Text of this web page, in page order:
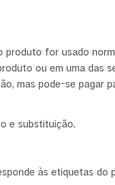
produto for usado
ou em uma das
mas pode-se pagar
e substituição.
às etiquetas do